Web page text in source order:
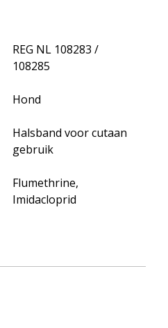
REG NL 108283 /
108285
Hond
Halsband voor cutaan
gebruik
Flumethrine,
Imidacloprid